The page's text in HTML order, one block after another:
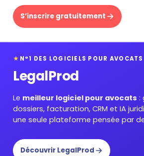
S’inscrire gratuitement
★ N°1 DES LOGICIELS POUR AVOCATS
LegalProd
Le meilleur logiciel pour avocats :
dossiers, facturation, CRM et IA
une seule plateforme pensée par
Découvrir LegalProd